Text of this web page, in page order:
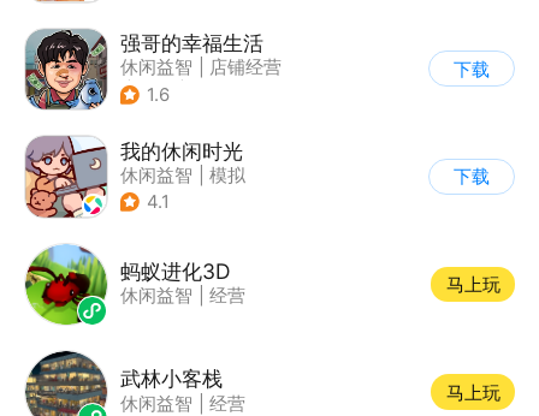
强哥的幸福生活
休闲益智
店铺经营
| 卡通
1.6
下载
我的休闲时光
休闲益智
模拟
4.1
下载
蚂蚁进化3D
休闲益智 经营
马上玩
武林小客栈
休闲益智 经营
马上玩